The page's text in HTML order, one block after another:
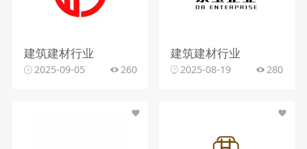
建筑建材行业
2025-09-05 260
建筑建材行业
2025-08-19 280